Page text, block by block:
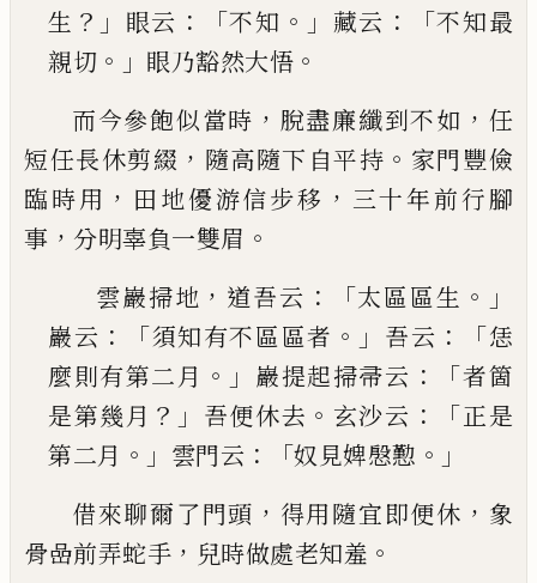
生 ？」 眼云 ：「不知 。」 藏云 ：「不知最
親切 。」 眼乃豁然大悟 。
而今參飽似當時 ， 脫盡廉纖到不如 ， 任
短任長休剪綴 ， 隨高隨下自平持 。 家門豐儉
臨時用 ， 田地優游信步移 ， 三十年前行腳
事 ， 分明辜負一雙眉 。
雲巖掃地 ， 道吾云 ：「太區區生 。」
巖云 ：「須知有不區區者 。」 吾云 ：「恁
麼則有第二月 。」 巖提起掃帚云 ：「者箇
是第幾月 ？」 吾便休去 。 玄沙云 ：「正是
第二月 。」 雲門云 ：「奴 見婢慇懃 。」
借來聊爾了門頭 ， 得用隨宜即便休 ， 象
骨嵒前弄蛇手 ， 兒時做處老知羞 。